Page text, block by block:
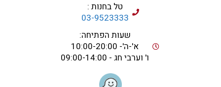
טל בחנות :
03-9523333
שעות הפתיחה:
א'-ה'- 10:00-20:00
ו' וערבי חג - 09:00-14:00